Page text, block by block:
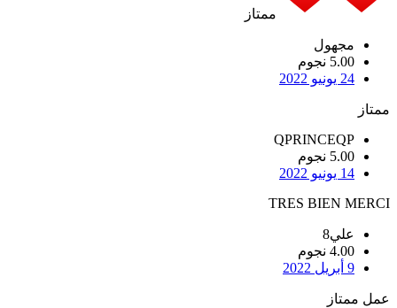
ممتاز
مجهول
5.00 نجوم
24 يونيو 2022
ممتاز
QPRINCEQP
5.00 نجوم
14 يونيو 2022
TRES BIEN MERCI
علي8
4.00 نجوم
9 أبريل 2022
عمل ممتاز